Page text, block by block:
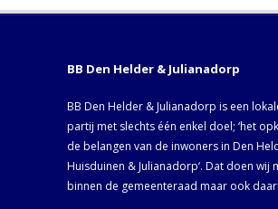
BB Den Helder & Julianadorp
BB Den Helder & Julianadorp is een
partij met slechts één enkel doel; ‘het
de belangen van de inwoners in Den
Huisduinen & Julianadorp‘. Dat doen wij
binnen de gemeenteraad maar ook